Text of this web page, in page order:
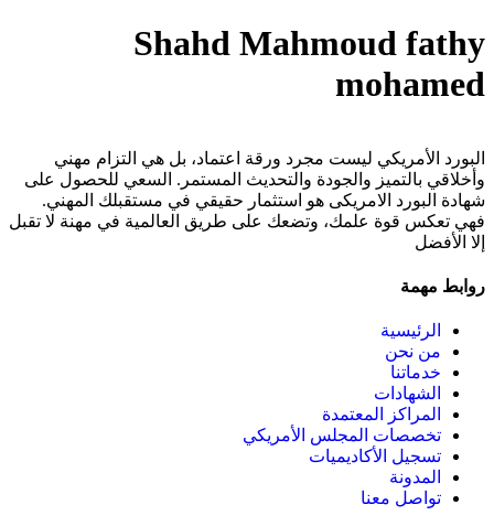
Shahd Mahmoud fathy
mohamed
البورد الأمريكي ليست مجرد ورقة اعتماد، بل هي التزام مهني
وأخلاقي بالتميز والجودة والتحديث المستمر. السعي للحصول على
شهادة البورد الامريكى هو استثمار حقيقي في مستقبلك المهني.
فهي تعكس قوة علمك، وتضعك على طريق العالمية في مهنة لا تقبل
إلا الأفضل
روابط مهمة
الرئيسية
من نحن
خدماتنا
الشهادات
المراكز المعتمدة
تخصصات المجلس الأمريكي
تسجيل الأكاديميات
المدونة
تواصل معنا